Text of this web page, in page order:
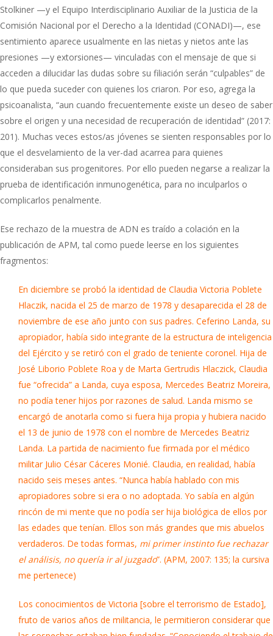
Stolkiner —y el Equipo Interdisciplinario Auxiliar de la Justicia de la
Comisión Nacional por el Derecho a la Identidad (CONADI)—, ese
sentimiento aparece usualmente en las nietas y nietos ante las
presiones —y extorsiones— vinculadas con el mensaje de que si
acceden a dilucidar las dudas sobre su filiación serán “culpables” de
lo que pueda suceder con quienes los criaron. Por eso, agrega la
psicoanalista, “aun cuando frecuentemente existe un deseo de saber
sobre el origen y una necesidad de recuperación de identidad” (2017:
201). Muchas veces estos/as jóvenes se sienten responsables por lo
que el desvelamiento de la ver-dad acarrea para quienes
consideraban sus progenitores. Por ello pueden negarse a realizar la
prueba de identificación inmunogenética, para no inculparlos o
complicarlos penalmente.
Ese rechazo de la muestra de ADN es traído a colación en la
publicación de APM, tal como puede leerse en los siguientes
fragmentos:
En diciembre se probó la identidad de Claudia Victoria Poblete
Hlaczik, nacida el 25 de marzo de 1978 y desaparecida el 28 de
noviembre de ese año junto con sus padres. Ceferino Landa, su
apropiador, había sido integrante de la estructura de inteligencia
del Ejército y se retiró con el grado de teniente coronel. Hija de
José Liborio Poblete Roa y de Marta Gertrudis Hlaczick, Claudia
fue “ofrecida” a Landa, cuya esposa, Mercedes Beatriz Moreira,
no podía tener hijos por razones de salud. Landa mismo se
encargó de anotarla como si fuera hija propia y hubiera nacido
el 13 de junio de 1978 con el nombre de Mercedes Beatriz
Landa. La partida de nacimiento fue firmada por el médico
militar Julio César Cáceres Monié. Claudia, en realidad, había
nacido seis meses antes. “Nunca había hablado con mis
apropiadores sobre si era o no adoptada. Yo sabía en algún
rincón de mi mente que no podía ser hija biológica de ellos por
las edades que tenían. Ellos son más grandes que mis abuelos
verdaderos. De todas formas, mi primer instinto fue rechazar
el análisis, no quería ir al juzgado”. (APM, 2007: 135; la cursiva
me pertenece)
Los conocimientos de Victoria [sobre el terrorismo de Estado],
fruto de varios años de militancia, le permitieron considerar que